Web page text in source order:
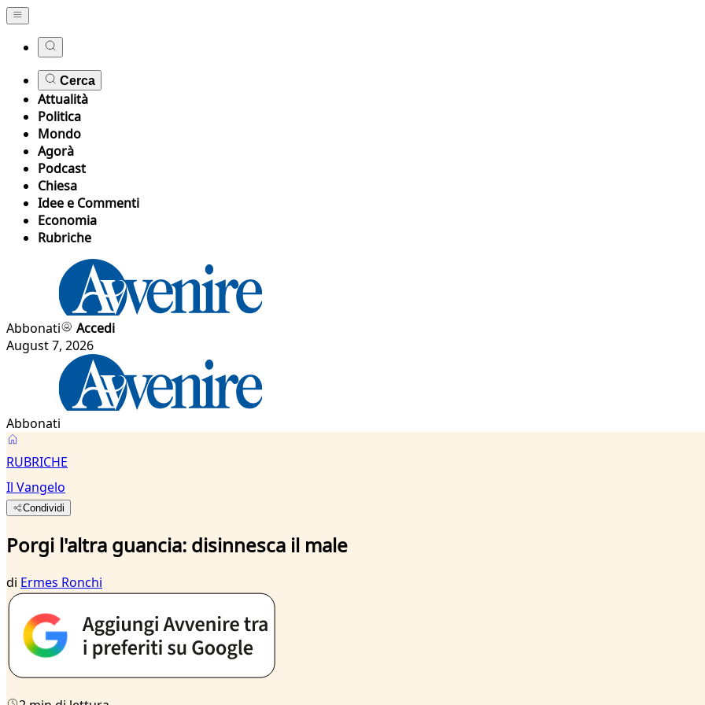
Cerca
Attualità
Politica
Mondo
Agorà
Podcast
Chiesa
Idee e Commenti
Economia
Rubriche
Abbonati
Accedi
August 7, 2026
Abbonati
RUBRICHE
Il Vangelo
Condividi
Porgi l'altra guancia: disinnesca il male
di Ermes Ronchi